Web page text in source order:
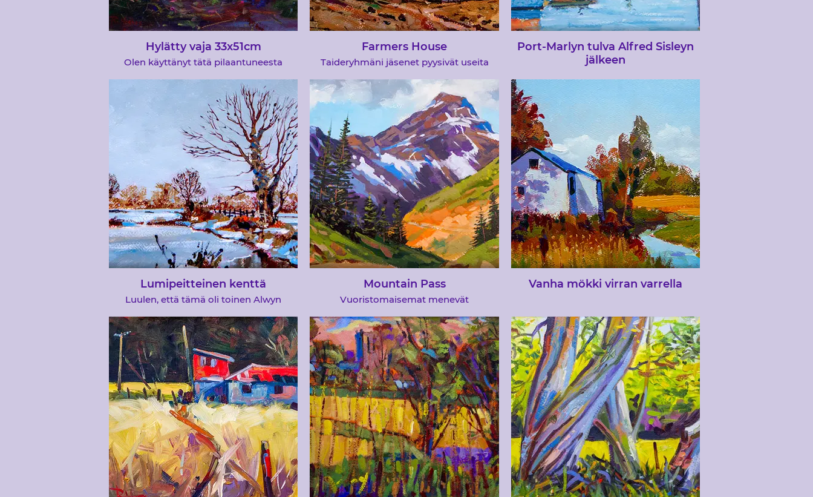
Hylätty vaja 33x51cm
Olen käyttänyt tätä pilaantuneesta
mielenosoituksiin ja työpajoihin, ja
taiteilijat ovat aina ottaneet sen vastaan
vierailemissani taidekerhoissa
Farmers House
Taideryhmäni jäsenet pyysivät useita
kysyi neuvoani maalauksesta, jota
yritettiin kopioida taidekirjasta, Alwyn
Crawshaw oli yksi kirja, jonka muistan.
Minulle oli helpompaa näyttää heille
askel askeleelta prosessi
Port-Marlyn tulva Alfred Sisleyn
jälkeen
tuntia, joten on olennaista, että maalaus,
jonka aiot maalata yleisön edessä, on
&quot;toteutettavissa&quot;. Oikean
kuvan valitseminen maalattavaksi on
tärkeää, se voi olla omasta
luonnoksestasi tai valokuvistasi tai
taiteilijan
valokuvaviittausverkkosivustolta,
riippumatta siitä, minkä valitset, sillä
tulisi olla hyvä koostumus,
mielenkiintoinen aihe ja hyvät arvot
Lumipeitteinen kenttä
Luulen, että tämä oli toinen Alwyn
maalasin yhden opiskelijani pyynnöstä.
Olen ollut hänen työnsä ihailija pitkään
Mountain Pass
Vuoristomaisemat menevät
hyvin yleisön keskuudessa, varsinkin kun
Bob Ross teki suuren hittien
maalauksillaan vuoria monien vuosien
ajan
Vanha mökki virran varrella